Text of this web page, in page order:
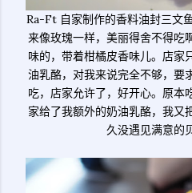
Ra-Ft 自家制作的香料油封三文
来像玫瑰一样，美丽得舍不得吃
味的，带着柑橘皮香味儿。店家
油乳酪，对我来说完全不够，要
吃，店家允许了，好开心。原本
家给了我额外的奶油乳酪，我又
久没遇见满意的